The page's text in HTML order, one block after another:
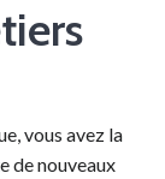
vous avez la
de nouveaux